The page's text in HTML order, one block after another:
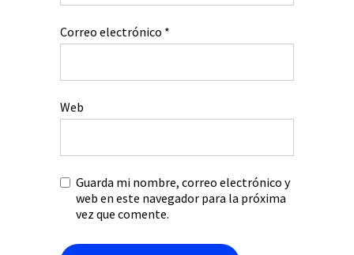
Correo electrónico *
Web
Guarda mi nombre, correo electrónico y
web en este navegador para la próxima
vez que comente.